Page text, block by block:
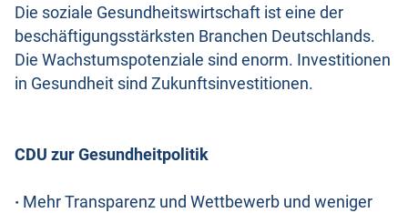
Die soziale Gesundheitswirtschaft ist eine der
beschäftigungsstärksten Branchen Deutschlands.
Die Wachstumspotenziale sind enorm. Investitionen
in Gesundheit sind Zukunftsinvestitionen.
CDU zur Gesundheitpolitik
· Mehr Transparenz und Wettbewerb und weniger